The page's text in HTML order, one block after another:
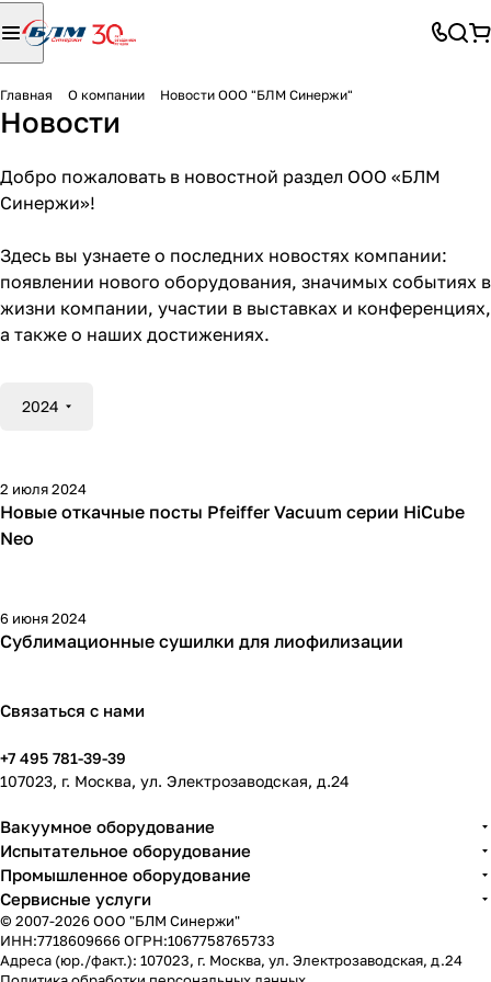
Главная О компании Новости ООО "БЛМ Синержи"
Новости
Добро пожаловать в новостной раздел ООО «БЛМ
Синержи»!
Здесь вы узнаете о последних новостях компании:
появлении нового оборудования, значимых событиях в
жизни компании, участии в выставках и конференциях,
а также о наших достижениях.
2024
2 июля 2024
Новые откачные посты Pfeiffer Vacuum серии HiCube
Neo
6 июня 2024
Сублимационные сушилки для лиофилизации
Связаться с нами
+7 495 781-39-39
107023, г. Москва, ул. Электрозаводская, д.24
Вакуумное оборудование
Испытательное оборудование
Промышленное оборудование
Сервисные услуги
© 2007-2026 ООО "БЛМ Синержи"
ИНН:7718609666 ОГРН:1067758765733
Адреса (юр./факт.): 107023, г. Москва, ул. Электрозаводская, д.24